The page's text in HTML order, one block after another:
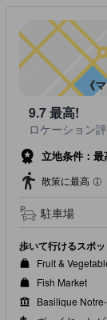
《
9.7最高!
ロケーション
立地条件：最
散策に最高
駐車場
歩いて行けるスポッ
Fruit &
Fish Market